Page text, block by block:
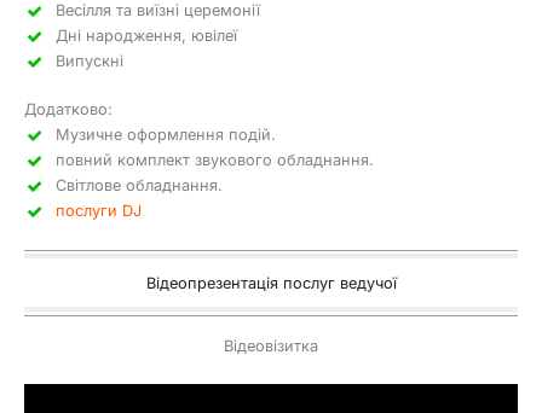
Весілля та виїзні церемонії
Дні народження, ювілеї
Випускні
Додатково:
Музичне оформлення подій.
повний комплект звукового обладнання.
Світлове обладнання.
послуги DJ
Відеопрезентація послуг ведучої
Відеовізитка